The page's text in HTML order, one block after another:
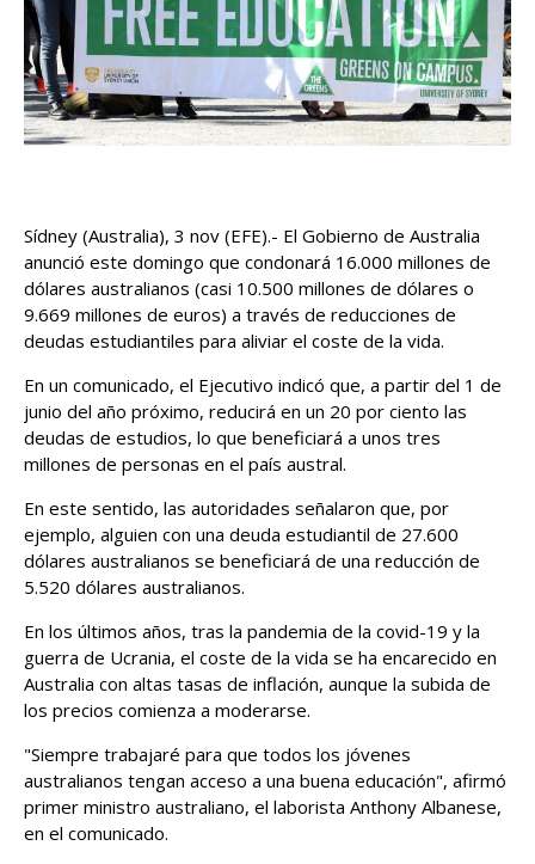
Sídney (Australia), 3 nov (EFE).- El Gobierno de Australia
anunció este domingo que condonará 16.000 millones de
dólares australianos (casi 10.500 millones de dólares o
9.669 millones de euros) a través de reducciones de
deudas estudiantiles para aliviar el coste de la vida.
En un comunicado, el Ejecutivo indicó que, a partir del 1 de
junio del año próximo, reducirá en un 20 por ciento las
deudas de estudios, lo que beneficiará a unos tres
millones de personas en el país austral.
En este sentido, las autoridades señalaron que, por
ejemplo, alguien con una deuda estudiantil de 27.600
dólares australianos se beneficiará de una reducción de
5.520 dólares australianos.
En los últimos años, tras la pandemia de la covid-19 y la
guerra de Ucrania, el coste de la vida se ha encarecido en
Australia con altas tasas de inflación, aunque la subida de
los precios comienza a moderarse.
"Siempre trabajaré para que todos los jóvenes
australianos tengan acceso a una buena educación", afirmó
primer ministro australiano, el laborista Anthony Albanese,
en el comunicado.